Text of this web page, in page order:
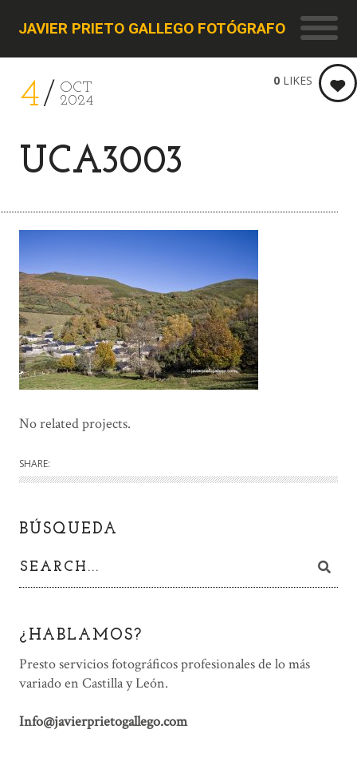
JAVIER PRIETO GALLEGO FOTÓGRAFO
4
OCT
2024
UCA3003
0 LIKES
No related projects.
SHARE:
BÚSQUEDA
¿HABLAMOS?
Presto servicios fotográficos profesionales de lo más
variado en Castilla y León.
Info@javierprietogallego.com